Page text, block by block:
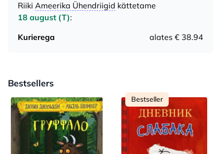
Riiki Ameerika Ühendriigid kättetame
18 august (T):
Kurierega
alates € 38.94
Bestsellers
Bestseller